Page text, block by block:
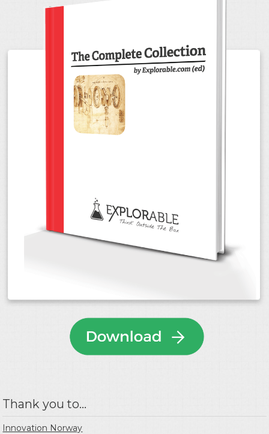
Thank you to...
Innovation Norway